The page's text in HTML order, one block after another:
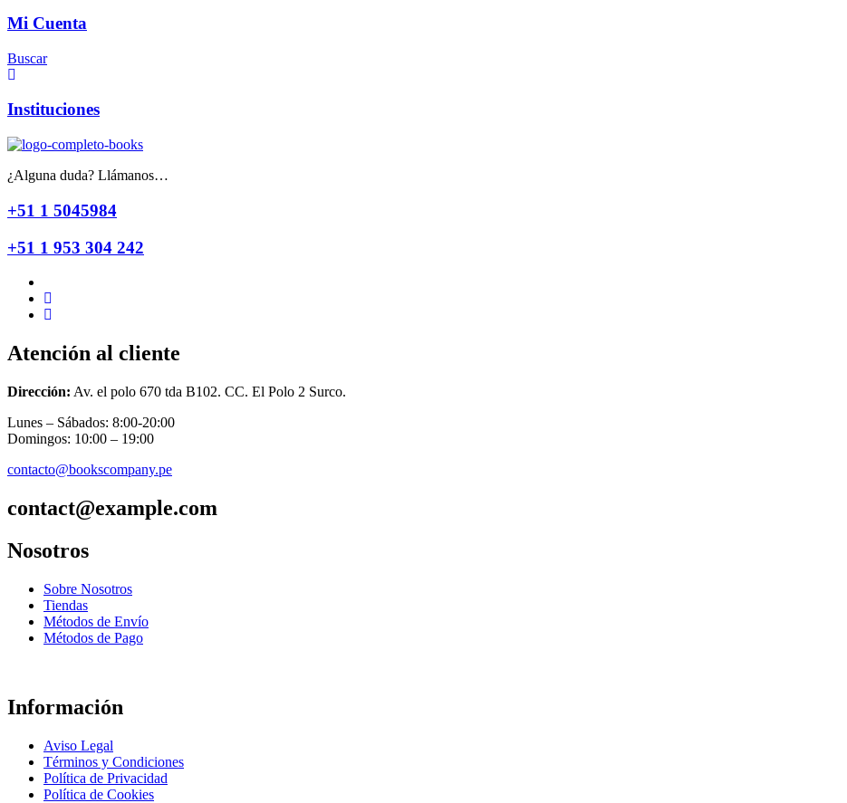
Mi Cuenta
Buscar
Instituciones
¿Alguna duda? Llámanos…
+51 1 5045984
+51 1 953 304 242
Atención al cliente
Dirección: Av. el polo 670 tda B102. CC. El Polo 2 Surco.
Lunes – Sábados: 8:00-20:00
Domingos: 10:00 – 19:00
contacto@bookscompany.pe
contact@example.com
Nosotros
Sobre Nosotros
Tiendas
Métodos de Envío
Métodos de Pago
Información
Aviso Legal
Términos y Condiciones
Política de Privacidad
Política de Cookies